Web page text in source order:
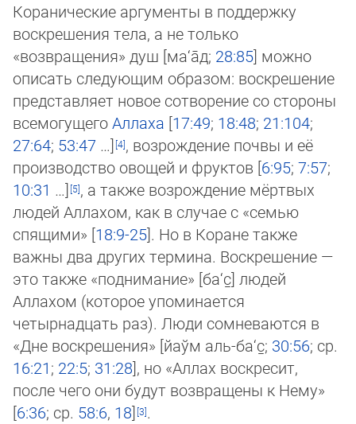
Коранические аргументы в поддержку
воскрешения тела, а не только
«возвращения» душ [ма‘а̄д; 28:85] можно
описать сле­дую­щим образом: воскрешение
представляет новое сотворение со стороны
всемогущегоАллаха [17:49; 18:48; 21:104;
27:64; 53:47 …]
, возрождение почвы и её
производство овощей и фруктов [6:95; 7:57;
10:31 …]
, а также возрождение мёр­твых
лю­дей Аллахом, как в случае с «семью
спящими» [18:9-25]. Но в Коране также
важны два других термина. Воскреше­ние —
это так­же «поднимание» [ба‘с̱] людей
Аллахом (которое упоминается
четырнадцать раз). Люди сомневаются в
«Дне вос­кре­ше­ния» [йаўм аль-ба‘с̱; 30:56; ср.
16:21; 22:5; 31:28], но «Аллах воскресит,
после чего они будут возвращены к Нему»
[6:36; ср. 58:6, 18]
.